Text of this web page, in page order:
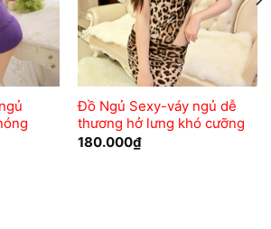
Đồ Ngủ Sexy-váy ngủ dễ
thương hở lưng khó cưỡng
180.000₫